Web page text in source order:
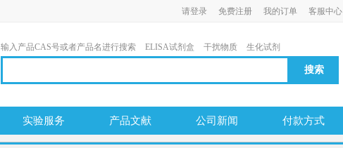
请登录 免费注册 我的订单 客服中心
输入产品CAS号或者产品名进行搜索 ELISA试剂盒 干扰物质 生化试剂
实验服务 产品文献 公司新闻 付款方式